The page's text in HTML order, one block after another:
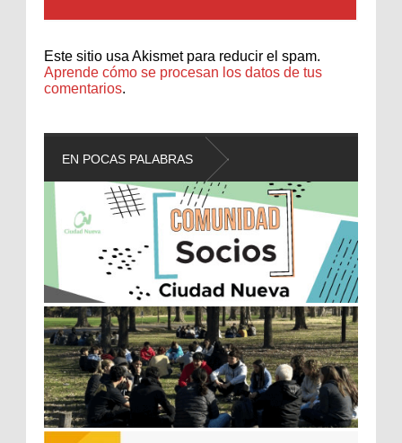
Este sitio usa Akismet para reducir el spam.
Aprende cómo se procesan los datos de tus
comentarios.
EN POCAS PALABRAS